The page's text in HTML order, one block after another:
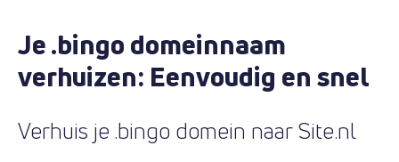
Je .bingo domeinnaam
verhuizen: Eenvoudig en snel
Verhuis je .bingo domein naar Site.nl